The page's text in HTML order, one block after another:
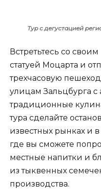
Тур с дегустацией
Встретьтесь со
статуей Моцарта и
трехчасовую
улицам Зальцбурга с
традиционные
тура сделайте
известных рынках и
где вы сможете
местные напитки и
из тыквенных
производства.